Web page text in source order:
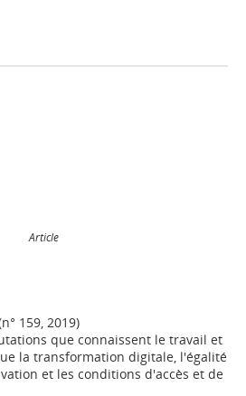
Article
159, 2019)
que connaissent le travail et
la transformation digitale, l'égalité
et les conditions d'accès et de